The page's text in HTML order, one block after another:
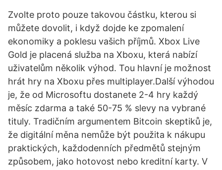
Zvolte proto pouze takovou částku, kterou si
můžete dovolit, i když dojde ke zpomalení
ekonomiky a poklesu vašich příjmů. Xbox Live
Gold je placená služba na Xboxu, která nabízí
uživatelům několik výhod. Tou hlavní je možnost
hrát hry na Xboxu přes multiplayer.Další výhodou
je, že od Microsoftu dostanete 2-4 hry každý
měsíc zdarma a také 50-75 % slevy na vybrané
tituly. Tradičním argumentem Bitcoin skeptiků je,
že digitální měna nemůže být použita k nákupu
praktických, každodenních předmětů stejným
způsobem, jako hotovost nebo kreditní karty. V